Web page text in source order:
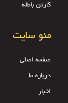
کارتن باطله
منو سایت
صفحه اصلی
درباره ما
اخبار